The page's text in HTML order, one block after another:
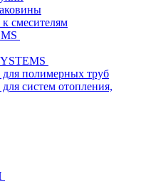
смесителям
полимерных труб
систем отопления,